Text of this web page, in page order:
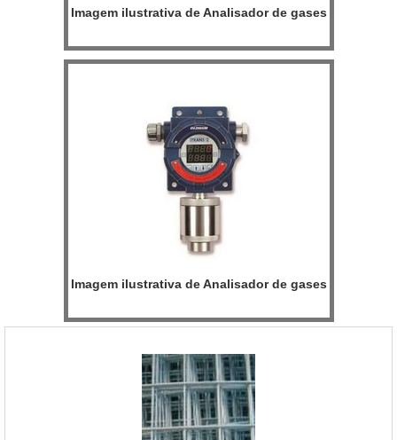
Imagem ilustrativa de Analisador de gases
Imagem ilustrativa de Analisador de gases